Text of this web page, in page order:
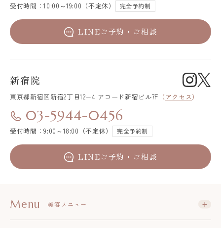
受付時間：10:00～19:00（不定休） 完全予約制
LINEご予約・ご相談
新宿院
東京都新宿区新宿2丁目12−4 アコード新宿ビル7F （アクセス）
03-5944-0456
受付時間：9:00～18:00（不定休） 完全予約制
LINEご予約・ご相談
Menu 美容メニュー